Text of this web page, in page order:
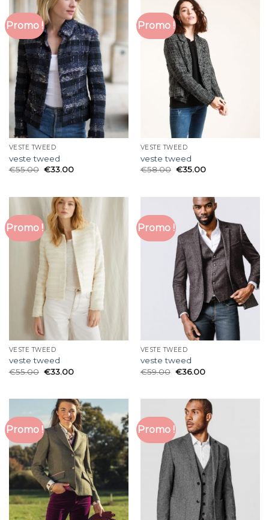
Promo !
VESTE TWEED
veste tweed
€55.00 €33.00
Promo !
VESTE TWEED
veste tweed
€58.00 €35.00
Promo !
VESTE TWEED
veste tweed
€55.00 €33.00
Promo !
VESTE TWEED
veste tweed
€59.00 €36.00
Promo ! Promo !